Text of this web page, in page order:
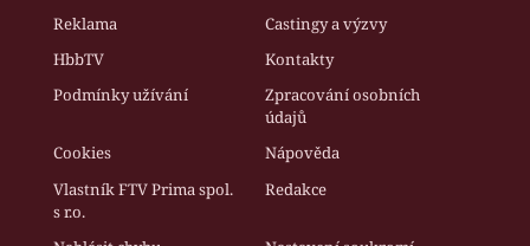
Reklama
Castingy a výzvy
HbbTV
Kontakty
Podmínky užívání
Zpracování osobních
údajů
Cookies
Nápověda
Vlastník FTV Prima spol.
s r.o.
Redakce